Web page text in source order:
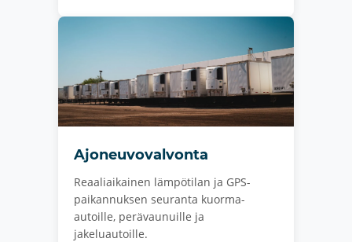
Ajoneuvovalvonta
Reaaliaikainen lämpötilan ja GPS-
paikannuksen seuranta kuorma-
autoille, perävaunuille ja
jakeluautoille.